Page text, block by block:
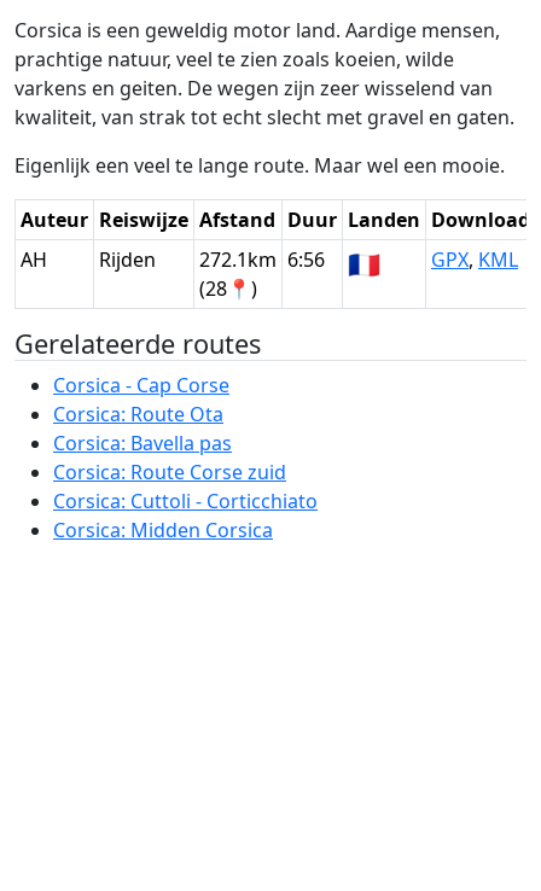
Corsica is een geweldig motor land. Aardige mensen,
prachtige natuur, veel te zien zoals koeien, wilde
varkens en geiten. De wegen zijn zeer wisselend van
kwaliteit, van strak tot echt slecht met gravel en gaten.
Eigenlijk een veel te lange route. Maar wel een mooie.
Auteur Reiswijze Afstand Duur Landen Download
AH
Rijden
272.1km
(28📍)
6:56 🇫🇷 GPX, KML
Gerelateerde routes
Corsica - Cap Corse
Corsica: Route Ota
Corsica: Bavella pas
Corsica: Route Corse zuid
Corsica: Cuttoli - Corticchiato
Corsica: Midden Corsica